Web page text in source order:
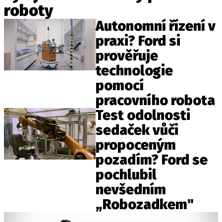
NOVINKY ZE SVĚTA EV
TESTY ELEKTROMOBILŮ
TRH S ELEKTROMOBILY
OSTATNÍ
TISKOVKY
ROZHOVORY
DAKAR
Z DOMOVA
ZE SVĚTA
MOTORSPORT
roboty
Autonomní řízení v
praxi? Ford si
prověřuje
technologie
pomocí
pracovního robota
Test odolnosti
sedaček vůči
propoceným
pozadím? Ford se
pochlubil
nevšedním
„Robozadkem"